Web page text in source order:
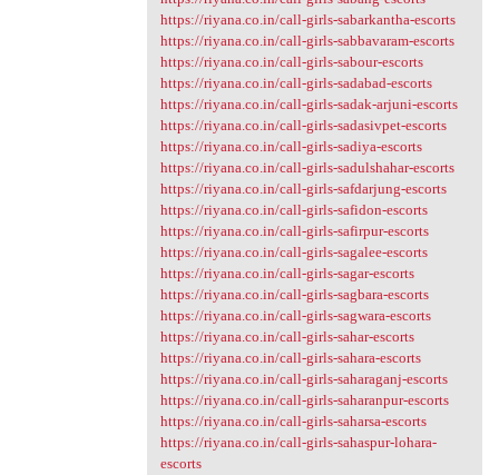
https://riyana.co.in/call-girls-sabarkantha-escorts
https://riyana.co.in/call-girls-sabbavaram-escorts
https://riyana.co.in/call-girls-sabour-escorts
https://riyana.co.in/call-girls-sadabad-escorts
https://riyana.co.in/call-girls-sadak-arjuni-escorts
https://riyana.co.in/call-girls-sadasivpet-escorts
https://riyana.co.in/call-girls-sadiya-escorts
https://riyana.co.in/call-girls-sadulshahar-escorts
https://riyana.co.in/call-girls-safdarjung-escorts
https://riyana.co.in/call-girls-safidon-escorts
https://riyana.co.in/call-girls-safirpur-escorts
https://riyana.co.in/call-girls-sagalee-escorts
https://riyana.co.in/call-girls-sagar-escorts
https://riyana.co.in/call-girls-sagbara-escorts
https://riyana.co.in/call-girls-sagwara-escorts
https://riyana.co.in/call-girls-sahar-escorts
https://riyana.co.in/call-girls-sahara-escorts
https://riyana.co.in/call-girls-saharaganj-escorts
https://riyana.co.in/call-girls-saharanpur-escorts
https://riyana.co.in/call-girls-saharsa-escorts
https://riyana.co.in/call-girls-sahaspur-lohara-
escorts